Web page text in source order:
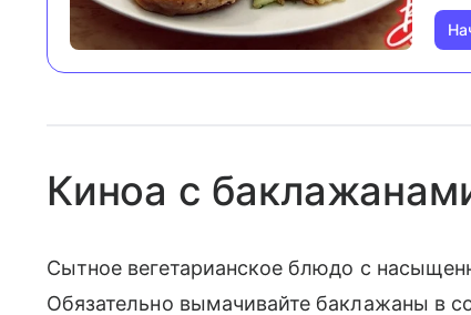
Киноа с
Сытное вегетарианское блюдо с
Обязательно вымачивайте баклажаны в